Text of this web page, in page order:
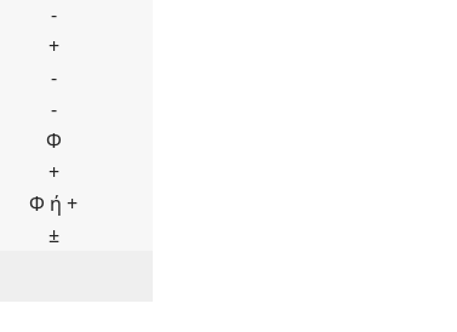
-
+
-
-
Φ
+
Φ ή +
±